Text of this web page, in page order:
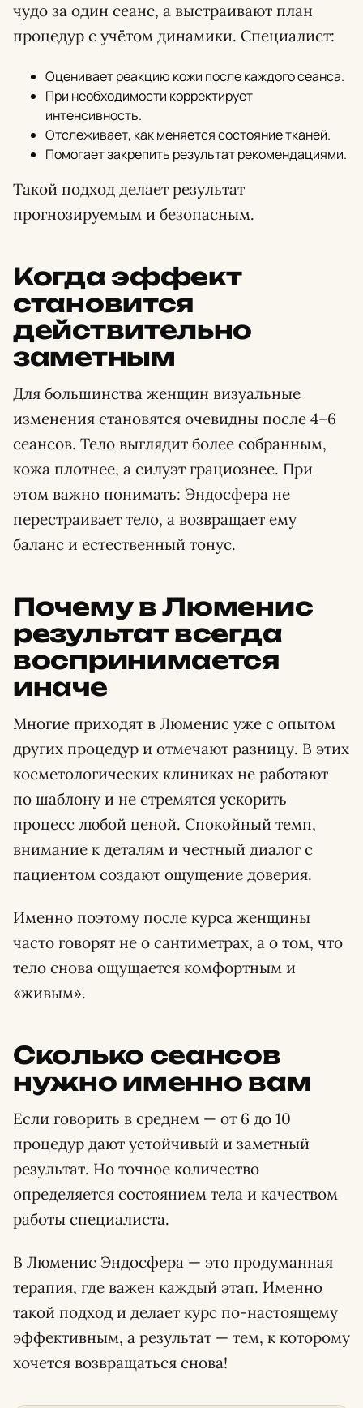
чудо за один сеанс, а выстраивают план
процедур с учётом динамики. Специалист:
Оценивает реакцию кожи после каждого сеанса.
При необходимости корректирует
интенсивность.
Отслеживает, как меняется состояние тканей.
Помогает закрепить результат рекомендациями.
Такой подход делает результат
прогнозируемым и безопасным.
Когда эффект
становится
действительно
заметным
Для большинства женщин визуальные
изменения становятся очевидны после 4–6
сеансов. Тело выглядит более собранным,
кожа плотнее, а силуэт грациознее. При
этом важно понимать: Эндосфера не
перестраивает тело, а возвращает ему
баланс и естественный тонус.
Почему в Люменис
результат всегда
воспринимается
иначе
Многие приходят в Люменис уже с опытом
других процедур и отмечают разницу. В этих
косметологических клиниках не работают
по шаблону и не стремятся ускорить
процесс любой ценой. Спокойный темп,
внимание к деталям и честный диалог с
пациентом создают ощущение доверия.
Именно поэтому после курса женщины
часто говорят не о сантиметрах, а о том, что
тело снова ощущается комфортным и
«живым».
Сколько сеансов
нужно именно вам
Если говорить в среднем — от 6 до 10
процедур дают устойчивый и заметный
результат. Но точное количество
определяется состоянием тела и качеством
работы специалиста.
В Люменис Эндосфера — это продуманная
терапия, где важен каждый этап. Именно
такой подход и делает курс по-настоящему
эффективным, а результат — тем, к которому
хочется возвращаться снова!